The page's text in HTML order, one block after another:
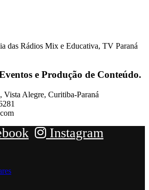
das Rádios Mix e Educativa, TV Paraná
e Produção de Conteúdo.
Vista Alegre, Curitiba-Paraná
Instagram